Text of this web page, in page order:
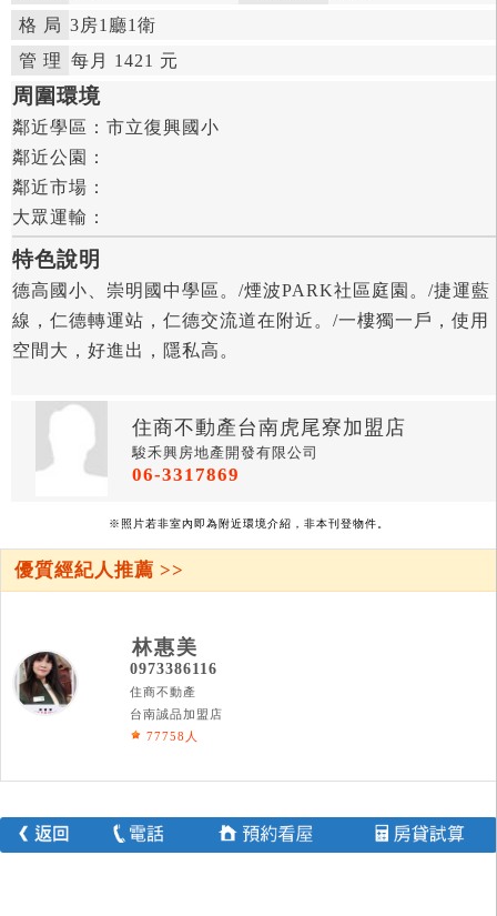
格 局 3房1廳1衛
管 理 每月 1421 元
周圍環境
鄰近學區： 市立復興國小
鄰近公園：
鄰近市場：
大眾運輸：
特色說明
德高國小、崇明國中學區。/煙波PARK社區庭園。/捷運藍
線，仁德轉運站，仁德交流道在附近。/一樓獨一戶，使用
空間大，好進出，隱私高。
住商不動產台南虎尾寮加盟店
駿禾興房地產開發有限公司
06-3317869
※照片若非室內即為附近環境介紹，非本刊登物件。
優質經紀人推薦 >>
林惠美
0973386116
住商不動產
台南誠品加盟店
77758人